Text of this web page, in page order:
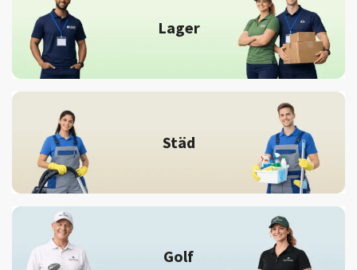
Lager
Städ
Golf